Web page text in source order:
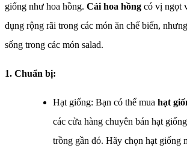
giống như hoa hồng. Cải hoa hồng có vị ngọt
dụng rộng rãi trong các món ăn chế biến,
sống trong các món salad.
1. Chuẩn bị:
Hạt giống: Bạn có thể mua hạt
các cửa hàng chuyên bán hạt
trồng gần đó. Hãy chọn hạt giống